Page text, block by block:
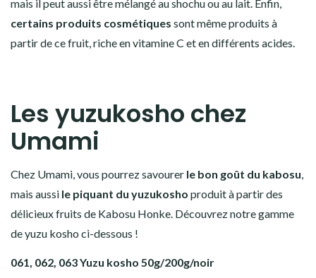
mais il peut aussi être mélangé au shochu ou au lait. Enfin,
certains produits cosmétiques sont même produits à
partir de ce fruit, riche en vitamine C et en différents acides.
Les yuzukosho chez
Umami
Chez Umami, vous pourrez savourer le bon goût du kabosu
mais aussi le piquant du yuzukosho produit à partir des
délicieux fruits de Kabosu Honke. Découvrez notre gamme
de yuzu kosho ci-dessous !
061, 062, 063 Yuzu kosho 50g/200g/noir